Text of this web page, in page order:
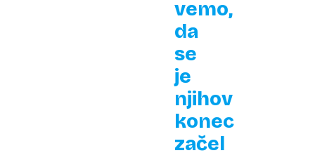
vemo,
da
se
je
njihov
konec
začel